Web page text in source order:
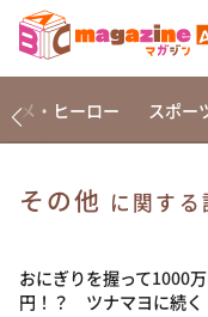
相席食堂
メ・ヒーロー スポー
その他 に関する
おにぎりを握って1000万
円！？ ツナマヨに続く